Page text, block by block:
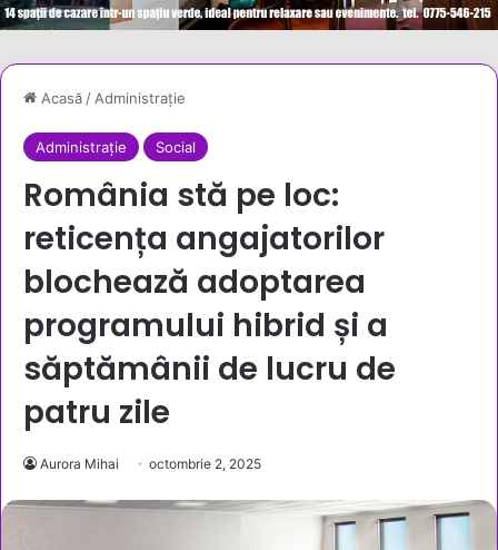
Acasă/Administrație
Administrație Social
România stă pe loc:
reticența angajatorilor
blochează adoptarea
programului hibrid și a
săptămânii de lucru de
patru zile
Aurora Mihai octombrie 2, 2025